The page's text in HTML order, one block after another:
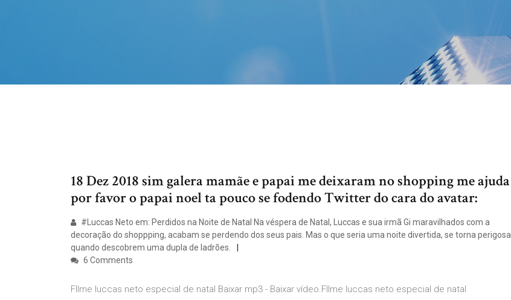
18 Dez 2018 sim galera mamãe e papai me deixaram no shopping me ajuda
por favor o papai noel ta pouco se fodendo Twitter do cara do avatar:
#Luccas Neto em: Perdidos na Noite de Natal Na véspera de Natal, Luccas e sua irmã Gi maravilhados com a
decoração do shoppping, acabam se perdendo dos seus pais. Mas o que seria uma noite divertida, se torna perigosa
quando descobrem uma dupla de ladrões.
6 Comments
FIlme luccas neto especial de natal Baixar mp3 - Baixar vídeo.FIlme luccas neto especial de natal